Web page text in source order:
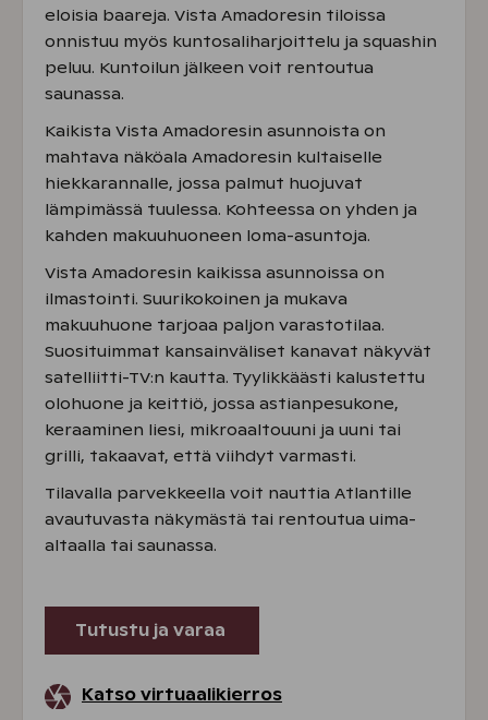
Katso virtuaalikierros
eloisia baareja. Vista Amadoresin tiloissa
onnistuu myös kuntosaliharjoittelu ja squashin
peluu. Kuntoilun jälkeen voit rentoutua
saunassa.
Kaikista Vista Amadoresin asunnoista on
mahtava näköala Amadoresin kultaiselle
hiekkarannalle, jossa palmut huojuvat
lämpimässä tuulessa. Kohteessa on yhden ja
kahden makuuhuoneen loma-asuntoja.
Vista Amadoresin kaikissa asunnoissa on
ilmastointi. Suurikokoinen ja mukava
makuuhuone tarjoaa paljon varastotilaa.
Suosituimmat kansainväliset kanavat näkyvät
satelliitti-TV:n kautta. Tyylikkäästi kalustettu
olohuone ja keittiö, jossa astianpesukone,
keraaminen liesi, mikroaaltouuni ja uuni tai
grilli, takaavat, että viihdyt varmasti.
Tilavalla parvekkeella voit nauttia Atlantille
avautuvasta näkymästä tai rentoutua uima-
altaalla tai saunassa.
Tutustu ja varaa